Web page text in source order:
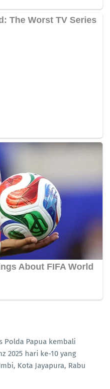
Polda Papua kembali
2025 hari ke-10 yang
Kota Jayapura, Rabu